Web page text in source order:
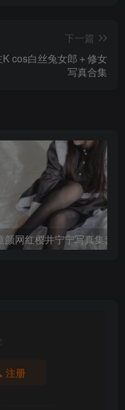
下一篇
K cos白丝兔女郎＋修女
写真合集
颜网红樱井宁宁写真集套图
注册